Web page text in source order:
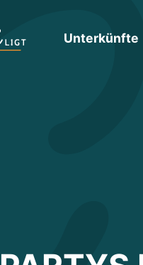
Unterkünfte